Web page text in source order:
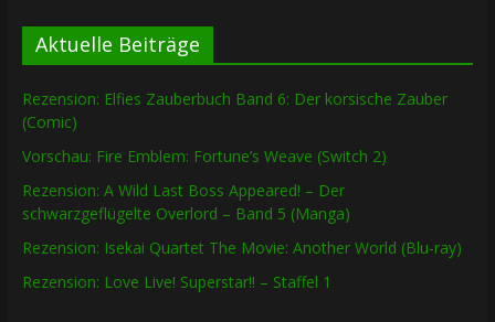
Aktuelle Beiträge
Rezension: Elfies Zauberbuch Band 6: Der korsische Zauber
(Comic)
Vorschau: Fire Emblem: Fortune’s Weave (Switch 2)
Rezension: A Wild Last Boss Appeared! – Der
schwarzgeflügelte Overlord – Band 5 (Manga)
Rezension: Isekai Quartet The Movie: Another World (Blu-ray)
Rezension: Love Live! Superstar!! – Staffel 1